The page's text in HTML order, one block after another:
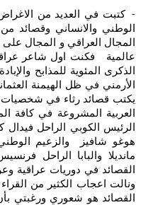
- كتبت في العديد من
الوطني والانساني وقصائد
المجال العراقي و المجال
عالمية فكنت اول شاعر
الذكرى المئوية للمذابح
يكتب قصائد رثاء في
العربية المشروعة في كافة
الرئيس الكوبي الراحل فيدال
هوغو شافيز والزعيم
مانديلا والبابا الراحل
القصائد في دوريات عراقية
ونالت اعجاب الكثير من
القصائد هو شعوري ورغبتي